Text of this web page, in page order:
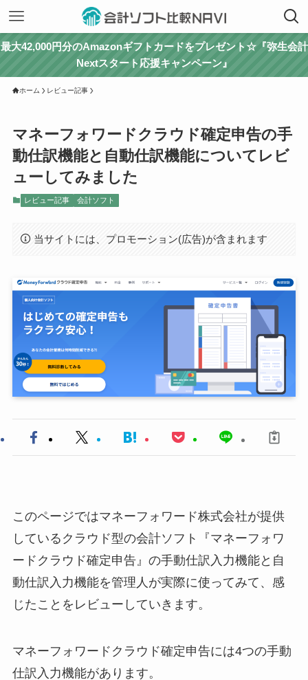
最大42,000円分のAmazonギフトカードをプレゼント☆『弥生会計
Nextスタート応援キャンペーン』
ホーム レビュー記事
マネーフォワードクラウド確定申告の手
動仕訳機能と自動仕訳機能についてレビ
ューしてみました
レビュー記事 会計ソフト
当サイトには、プロモーション(広告)が含まれます
このページではマネーフォワード株式会社が提供
しているクラウド型の会計ソフト『マネーフォワ
ードクラウド確定申告』の手動仕訳入力機能と自
動仕訳入力機能を管理人が実際に使ってみて、感
じたことをレビューしていきます。
マネーフォワードクラウド確定申告には4つの手動
仕訳入力機能があります。